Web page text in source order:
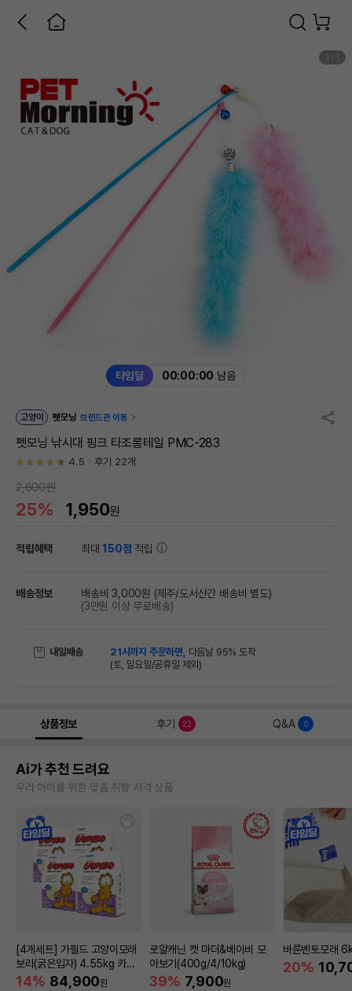
타임딜 00:00:00 남음
1 1
고양이 펫모닝 브랜드관 이동
펫모닝 낚시대 핑크 타조롱테일 PMC-283
4.5 후기 22개
2,600원
25% 1,950원
적립혜택 최대150점 적립
배송정보 배송비 3,000원 (제주/도서산간 배송비 별도)
(3만원 이상 무료배송)
내일배송 21시까지 주문하면, 다음날 95% 도착
(토, 일요일/공휴일 제외)
상품정보 후기 22 Q&A 0
Ai가 추천 드려요
우리 아이를 위한 맞춤 취향 저격 상품
[4개세트] 가필드 고양이모래
보라(굵은입자) 4.55kg 카사
바모래
14% 84,900원
로얄캐닌 캣 마더&베이비 모
아보기(400g/4/10kg)
39% 7,900원
바른벤토모래
20%